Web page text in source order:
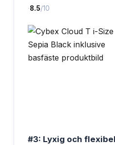
·8.5/10
#3: Lyxig och